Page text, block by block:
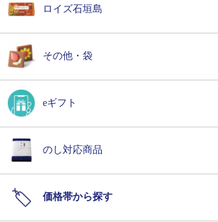
ロイズ石垣島
その他・袋
eギフト
のし対応商品
価格帯から探す